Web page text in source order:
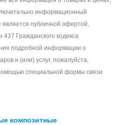
информационный
является публичной офертой,
Гражданского кодекса
подробной информации о
и (или) услуг, пожалуйста,
специальной формы связи
композитные